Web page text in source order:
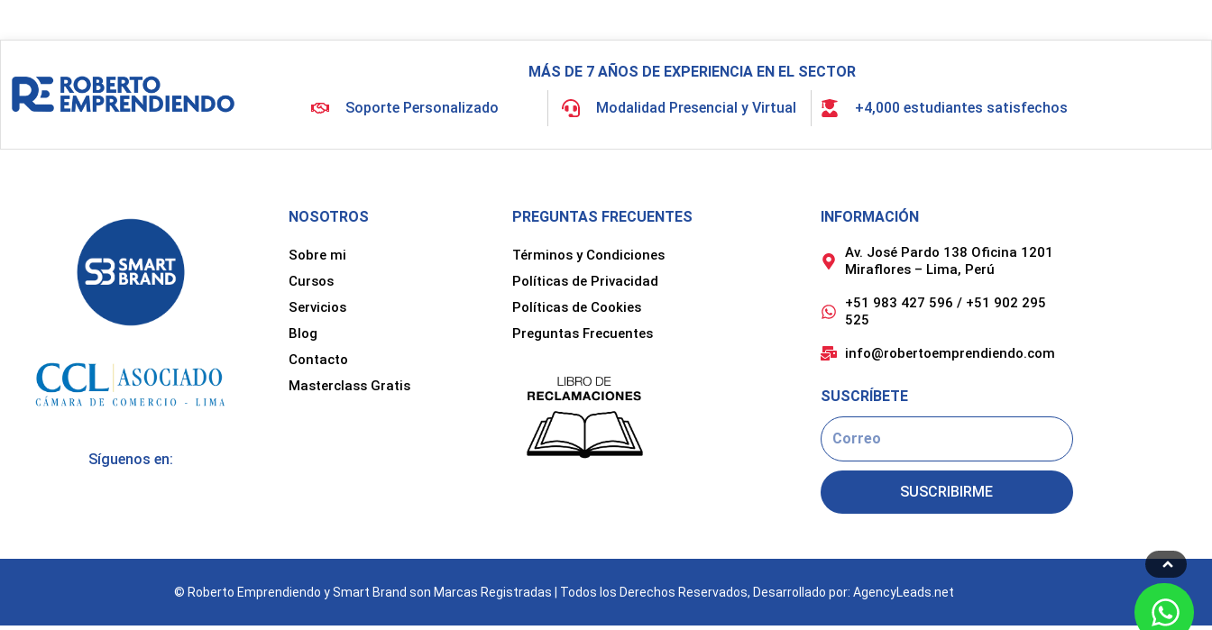
MÁS DE 7 AÑOS DE EXPERIENCIA EN EL SECTOR
Soporte Personalizado Modalidad Presencial y Virtual +4,000 estudiantes satisfechos
Síguenos en:
NOSOTROS
Sobre mi
Cursos
Servicios
Blog
Contacto
Masterclass Gratis
PREGUNTAS FRECUENTES
Términos y Condiciones
Políticas de Privacidad
Políticas de Cookies
Preguntas Frecuentes
INFORMACIÓN
Av. José Pardo 138 Oficina 1201
Miraflores – Lima, Perú
+51 983 427 596 / +51 902 295
525
info@robertoemprendiendo.com
SUSCRÍBETE
Email
SUSCRIBIRME
© Roberto Emprendiendo y Smart Brand son Marcas Registradas | Todos los Derechos Reservados, Desarrollado por: AgencyLeads.net